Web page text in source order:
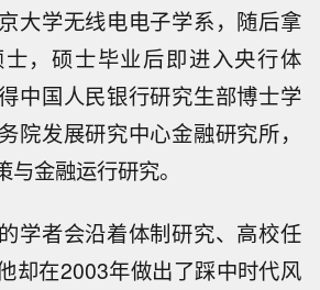
大学无线电电子学系，随后拿
，硕士毕业后即进入央行体
中国人民银行研究生部博士学
院发展研究中心金融研究所，
金融运行研究。
学者会沿着体制研究、高校任
却在2003年做出了踩中时代风